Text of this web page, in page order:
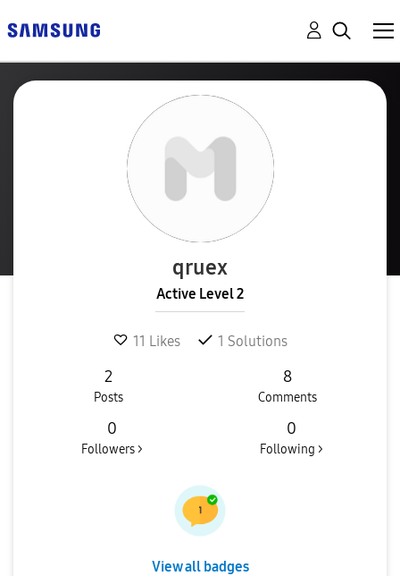
qruex
Active Level 2
11 Likes 1 Solutions
2
Posts
8
Comments
0
Followers >
0
Following >
View all badges